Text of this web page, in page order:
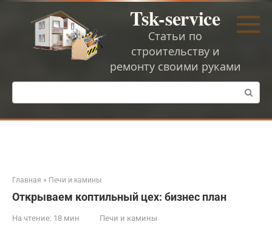
Перейти
Tsk-service
Статьи по
строительству и
ремонту своими руками
Поиск:
Главная » Печи и камины
Открываем коптильный цех: бизнес план
На чтение: 18 мин Печи и камины